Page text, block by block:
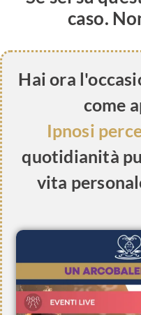
caso.
Hai ora
come
Ipnosi
quotidianità
vita